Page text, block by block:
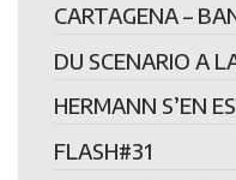
CARTAGENA –
DU SCENARIO A
HERMANN S’EN
FLASH#31